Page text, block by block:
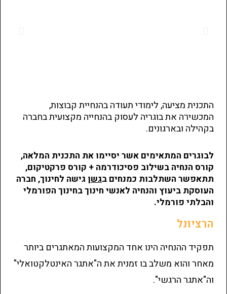
התכנית מציעה, לימודי תעודה בהנחיית קבוצות,
המכשירה את בוגריה לעסוק בהנחייה מקצועית בחברה
בקהילה ובארגונים.
לבוגרים המתאימים אשר יסיימו את התכנית המלאה,
קורס הנחיה בשילוב פסיכודרמה + קורס פרקטיקום,
תתאפשר השתלבות כמנחים בגשן גישה לחינוך, חברה
העוסקת ביעוץ והנחיה לאנשי חינוך בחינוך הפורמלי
והבלתי פורמלי.
הרציונל
תפקיד ההנחיה הינו אחד המקצועות המאתגרים ביותר
מאחר והוא משלב בו זמנית את ה"אתגר האינטלקטואלי"
וה"אתגר הרגשי".